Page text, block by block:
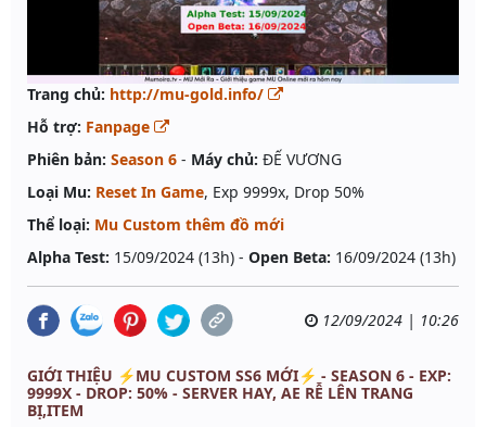
Trang chủ: http://mu-gold.info/
Hỗ trợ: Fanpage
Phiên bản: Season 6 - Máy chủ: ĐẾ VƯƠNG
Loại Mu: Reset In Game, Exp 9999x, Drop 50%
Thể loại: Mu Custom thêm đồ mới
Alpha Test: 15/09/2024 (13h) - Open Beta: 16/09/2024 (13h)
12/09/2024 | 10:26
GIỚI THIỆU ⚡MU CUSTOM SS6 MỚI⚡ - SEASON 6 - EXP:
9999X - DROP: 50% - SERVER HAY, AE RỄ LÊN TRANG
BỊ,ITEM